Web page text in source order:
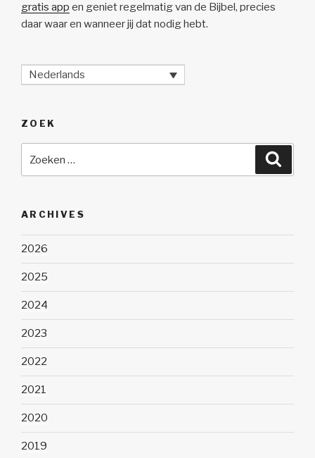
gratis app en geniet regelmatig van de Bijbel, precies
daar waar en wanneer jij dat nodig hebt.
Nederlands
ZOEK
naar:
ARCHIVES
2026
2025
2024
2023
2022
2021
2020
2019